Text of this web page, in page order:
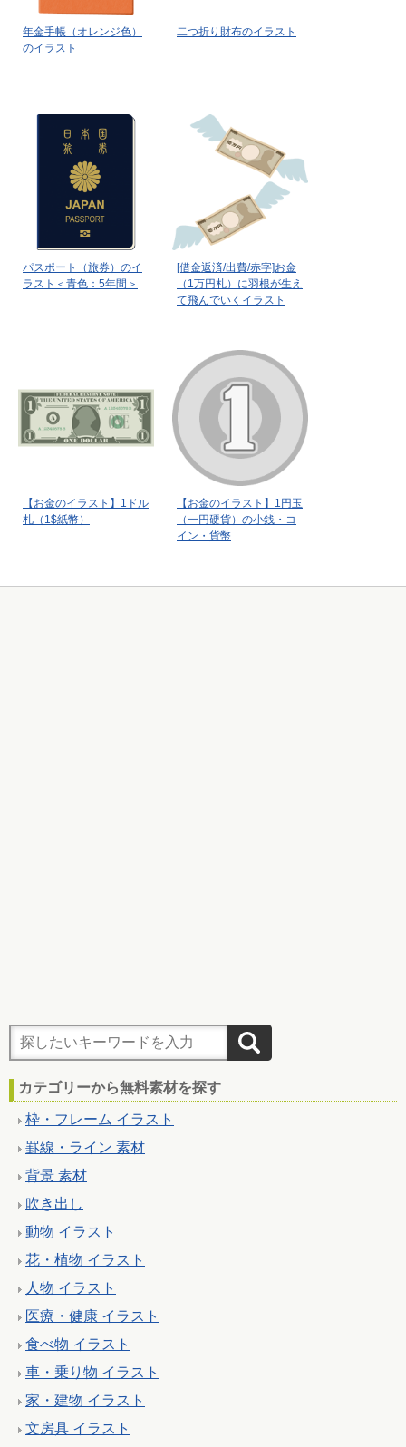
年金手帳（オレンジ色）
のイラスト
二つ折り財布のイラスト
パスポート（旅券）のイ
ラスト＜青色：5年間＞
[借金返済/出費/赤字]お金
（1万円札）に羽根が生え
て飛んでいくイラスト
【お金のイラスト】1ドル
札（1$紙幣）
【お金のイラスト】1円玉
（一円硬貨）の小銭・コ
イン・貨幣
カテゴリーから無料素材を探す
枠・フレーム イラスト
罫線・ライン 素材
背景 素材
吹き出し
動物 イラスト
花・植物 イラスト
人物 イラスト
医療・健康 イラスト
食べ物 イラスト
車・乗り物 イラスト
家・建物 イラスト
文房具 イラスト